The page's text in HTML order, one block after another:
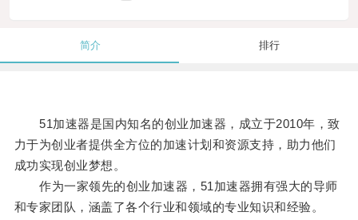
简介 排行
51加速器是国内知名的创业加速器，成立于2010年，致
力于为创业者提供全方位的加速计划和资源支持，助力他们
成功实现创业梦想。
作为一家领先的创业加速器，51加速器拥有强大的导师
和专家团队，涵盖了各个行业和领域的专业知识和经验。